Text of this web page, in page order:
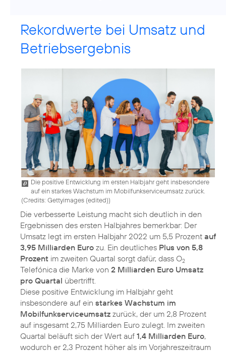
Rekordwerte bei Umsatz und
Betriebsergebnis
Die positive Entwicklung im ersten Halbjahr geht insbesondere
auf ein starkes Wachstum im Mobilfunkserviceumsatz zurück.
(Credits: Gettyimages (edited))
Die verbesserte Leistung macht sich deutlich in den
Ergebnissen des ersten Halbjahres bemerkbar: Der
Umsatz legt im ersten Halbjahr 2022 um 5,5 Prozent auf
3,95 Milliarden Euro zu. Ein deutliches Plus von 5,8
Prozent im zweiten Quartal sorgt dafür, dass O2
Telefónica die Marke von 2 Milliarden Euro Umsatz
pro Quartal übertrifft.
Diese positive Entwicklung im Halbjahr geht
insbesondere auf ein starkes Wachstum im
Mobilfunkserviceumsatz zurück, der um 2,8 Prozent
auf insgesamt 2,75 Milliarden Euro zulegt. Im zweiten
Quartal beläuft sich der Wert auf 1,4 Milliarden Euro,
wodurch er 2,3 Prozent höher als im Vorjahreszeitraum